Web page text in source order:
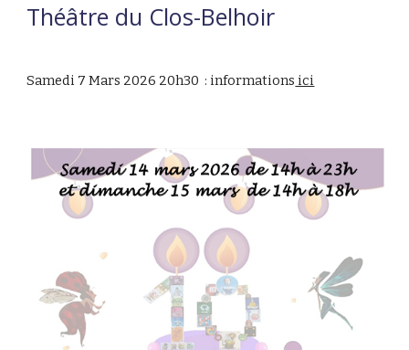
Théâtre du Clos-Belhoir
Samedi 7 Mars 2026 20h30 : informations ici